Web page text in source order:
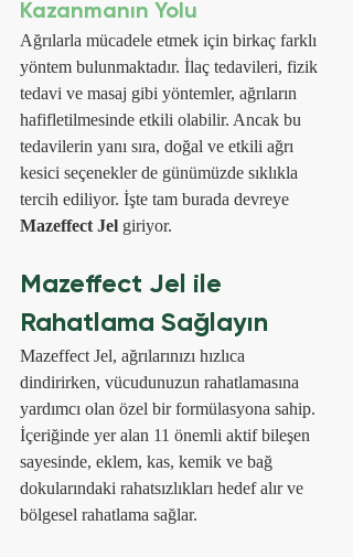
Kazanmanın Yolu
Ağrılarla mücadele etmek için birkaç farklı
yöntem bulunmaktadır. İlaç tedavileri, fizik
tedavi ve masaj gibi yöntemler, ağrıların
hafifletilmesinde etkili olabilir. Ancak bu
tedavilerin yanı sıra, doğal ve etkili ağrı
kesici seçenekler de günümüzde sıklıkla
tercih ediliyor. İşte tam burada devreye
Mazeffect Jel giriyor.
Mazeffect Jel ile
Rahatlama Sağlayın
Mazeffect Jel, ağrılarınızı hızlıca
dindirirken, vücudunuzun rahatlamasına
yardımcı olan özel bir formülasyona sahip.
İçeriğinde yer alan 11 önemli aktif bileşen
sayesinde, eklem, kas, kemik ve bağ
dokularındaki rahatsızlıkları hedef alır ve
bölgesel rahatlama sağlar.